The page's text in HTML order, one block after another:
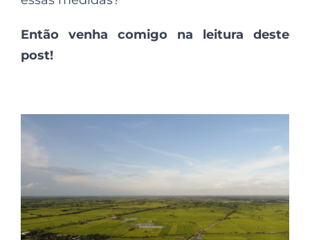
Então venha comigo na leitura deste
post!